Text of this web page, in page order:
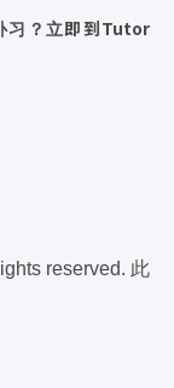
习？立即到Tutor
reserved. 此